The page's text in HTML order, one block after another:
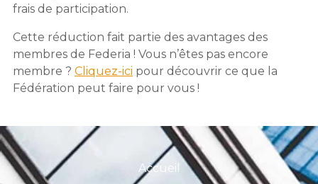
frais de participation.
Cette réduction fait partie des avantages des
membres de Federia ! Vous n’êtes pas encore
membre ? Cliquez-ici pour découvrir ce que la
Fédération peut faire pour vous !
Accueil